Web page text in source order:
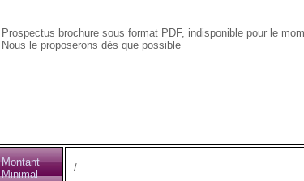
Prospectus brochure sous format PDF, indisponible pour le
Nous le proposerons dès que possible
Montant
Minimal
/